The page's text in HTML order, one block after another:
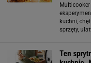
kuchni,
sprzęty,
Ten